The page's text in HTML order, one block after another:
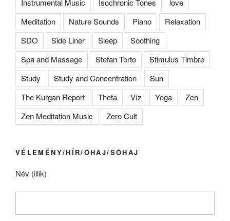
Instrumental Music Isochronic Tones
love
Meditation
Nature Sounds Piano
Relaxation
SDO
Side Liner Sleep
Soothing
Spa and Massage
Stefan Torto
Stimulus Timbre
Study
Study and Concentration
Sun
The Kurgan Report
Theta Víz Yoga
Zen
Zen Meditation Music
Zero Cult
VÉLEMÉNY/HÍR/ÓHAJ/SÓHAJ
Név (illik)